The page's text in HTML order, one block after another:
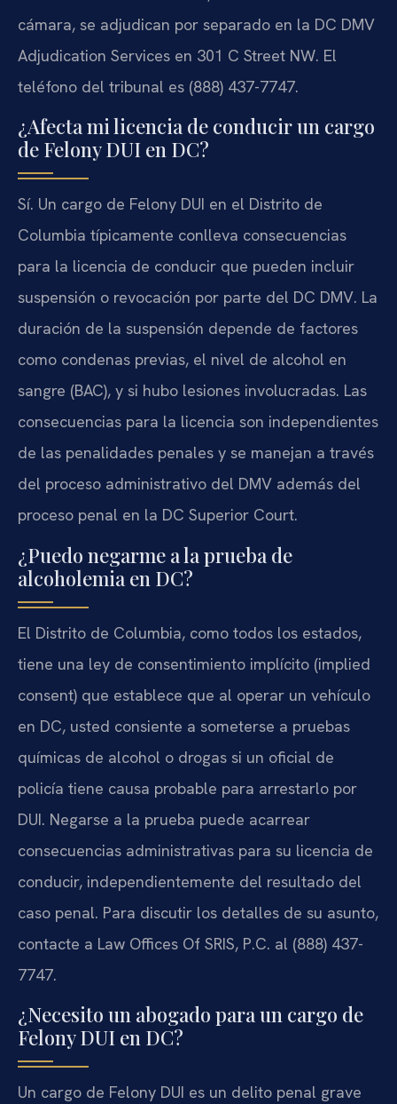
cámara, se adjudican por separado en la DC DMV
Adjudication Services en 301 C Street NW. El
teléfono del tribunal es (888) 437-7747.
¿Afecta mi licencia de conducir un cargo
de Felony DUI en DC?
Sí. Un cargo de Felony DUI en el Distrito de
Columbia típicamente conlleva consecuencias
para la licencia de conducir que pueden incluir
suspensión o revocación por parte del DC DMV. La
duración de la suspensión depende de factores
como condenas previas, el nivel de alcohol en
sangre (BAC), y si hubo lesiones involucradas. Las
consecuencias para la licencia son independientes
de las penalidades penales y se manejan a través
del proceso administrativo del DMV además del
proceso penal en la DC Superior Court.
¿Puedo negarme a la prueba de
alcoholemia en DC?
El Distrito de Columbia, como todos los estados,
tiene una ley de consentimiento implícito (implied
consent) que establece que al operar un vehículo
en DC, usted consiente a someterse a pruebas
químicas de alcohol o drogas si un oficial de
policía tiene causa probable para arrestarlo por
DUI. Negarse a la prueba puede acarrear
consecuencias administrativas para su licencia de
conducir, independientemente del resultado del
caso penal. Para discutir los detalles de su asunto,
contacte a Law Offices Of SRIS, P.C. al (888) 437-
7747.
¿Necesito un abogado para un cargo de
Felony DUI en DC?
Un cargo de Felony DUI es un delito penal grave